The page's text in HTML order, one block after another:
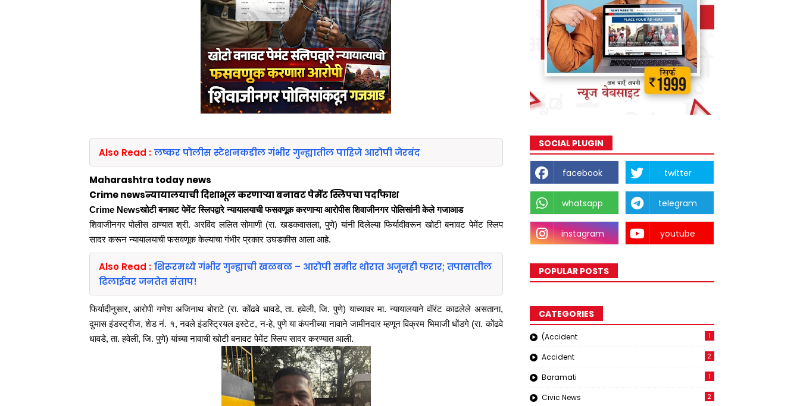
Also Read : लष्कर पोलीस स्टेशनकडील गंभीर गुन्ह्यातील पाहिजे आरोपी जेरबंद
Maharashtra today news
Crime newsन्यायालयाची दिशाभूल करणाऱ्या बनावट पेमेंट स्लिपचा पर्दाफाश
Crime Newsखोटी बनावट पेमेंट स्लिपद्वारे न्यायालयाची फसवणूक करणाऱ्या आरोपीस शिवाजीनगर पोलिसांनी केले गजाआड
शिवाजीनगर पोलीस ठाण्यात श्री. अरविंद ललित सोमाणी (रा. खडकवासला, पुणे) यांनी दिलेल्या फिर्यादीवरून खोटी बनावट पेमेंट स्लिप
सादर करून न्यायालयाची फसवणूक केल्याचा गंभीर प्रकार उघडकीस आला आहे.
Also Read : शिरूरमध्ये गंभीर गुन्ह्याची खळबळ – आरोपी समीर थोरात अजूनही फरार; तपासातील
ढिलाईवर जनतेत संताप!
फिर्यादीनुसार, आरोपी गणेश अजिनाथ बोराटे (रा. कोंढवे धावडे, ता. हवेली, जि. पुणे) याच्यावर मा. न्यायालयाने वॉरंट काढलेले असताना,
दुमास इंडस्ट्रीज, शेड नं. १, नवले इंडस्ट्रियल इस्टेट, न-हे, पुणे या कंपनीच्या नावाने जामीनदार म्हणून विक्रम भिमाजी धोंडगे (रा. कोंढवे
धावडे, ता. हवेली, जि. पुणे) यांच्या नावाची खोटी बनावट पेमेंट स्लिप सादर करण्यात आली.
SOCIAL PLUGIN
facebook twitter
whatsapp telegram
instagram youtube
POPULAR POSTS
CATEGORIES
(Accident 1
Accident 2
Baramati 1
Civic News 2